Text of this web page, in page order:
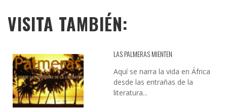
VISITA TAMBIÉN:
LAS PALMERAS MIENTEN
Aquí se narra la vida en África
desde las entrañas de la
literatura...